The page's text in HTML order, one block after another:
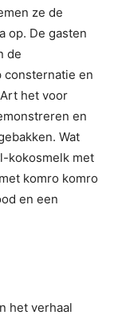
ze de
op. De gasten
de
consternatie en
het voor
en
Wat
kokosmelk met
komro komro
en een
het verhaal